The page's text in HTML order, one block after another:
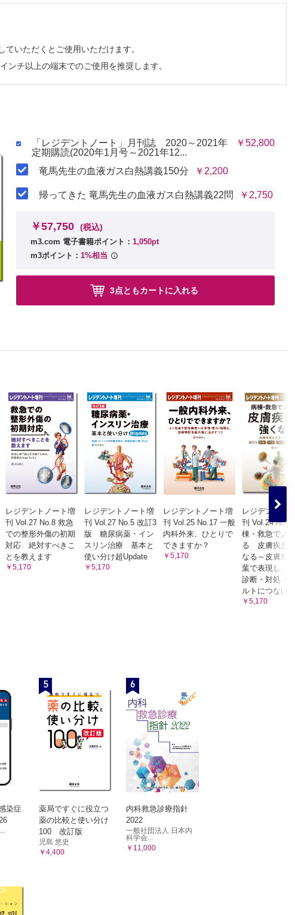
版をご覧いただけます。詳細は
いただくとご使用いただけます。
チ以上の端末でのご使用を推奨します。
「レジデントノート」月刊誌 2020～2021年
定期購読(2020年1月号～2021年12...
￥52,800
竜馬先生の血液ガス白熱講義150分 ￥2,200
帰ってきた 竜馬先生の血液ガス白熱講義22問 ￥2,750
￥57,750 (税込)
m3.com 電子書籍ポイント： 1,050pt
m3ポイント： 1%相当
3点ともカートに入れる
レジデントノート増
刊 Vol.27 No.8 救急
での整形外傷の初期
対応 絶対すべきこ
とを教えます
￥5,170
レジデントノート増
刊 Vol.27 No.5 改訂3
版 糖尿病薬・イン
スリン治療 基本と
使い分け超Update
￥5,170
レジデントノート増
刊 Vol.25 No.17 一般
内科外来、ひとりで
できますか？
￥5,170
レジデントノ
刊 Vol.24
棟・救急でよ
る 皮膚疾患
なる～皮膚所
葉で表現し、
診断・対処・
ルトにつなげ
￥5,170
染症
5
薬局ですぐに役立つ
薬の比較と使い分け
100 改訂版
児島 悠史
￥4,400
6
内科救急診療指針
2022
一般社団法人 日本内
科学会...
￥11,000